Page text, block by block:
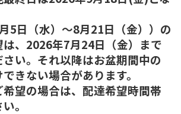
5日（水）～8月21日（金））の
、2026年7月24日（金）まで
い。それ以降はお盆期間中の
きない場合があります。
望の場合は、配達希望時間帯
。